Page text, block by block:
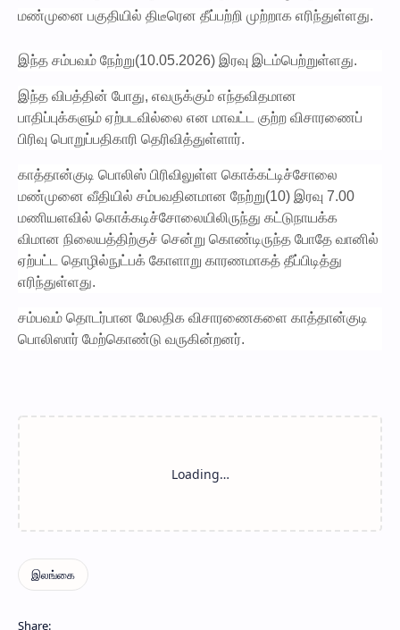
மண்முனை பகுதியில் திடீரென தீப்பற்றி முற்றாக எரிந்துள்ளது.
இந்த சம்பவம் நேற்று(10.05.2026) இரவு இடம்பெற்றுள்ளது.
இந்த விபத்தின் போது, எவருக்கும் எந்தவிதமான
பாதிப்புக்களும் ஏற்படவில்லை என மாவட்ட குற்ற விசாரணைப்
பிரிவு பொறுப்பதிகாரி தெரிவித்துள்ளார்.
காத்தான்குடி பொலிஸ் பிரிவிலுள்ள கொக்கட்டிச்சோலை
மண்முனை வீதியில் சம்பவதினமான நேற்று(10) இரவு 7.00
மணியளவில் கொக்கடிச்சோலையிலிருந்து கட்டுநாயக்க
விமான நிலையத்திற்குச் சென்று கொண்டிருந்த போதே வானில்
ஏற்பட்ட தொழில்நுட்பக் கோளாறு காரணமாகத் தீப்பிடித்து
எரிந்துள்ளது.
சம்பவம் தொடர்பான மேலதிக விசாரணைகளை காத்தான்குடி
பொலிஸார் மேற்கொண்டு வருகின்றனர்.